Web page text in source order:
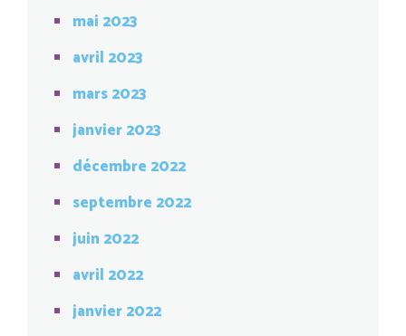
mai 2023
avril 2023
mars 2023
janvier 2023
décembre 2022
septembre 2022
juin 2022
avril 2022
janvier 2022